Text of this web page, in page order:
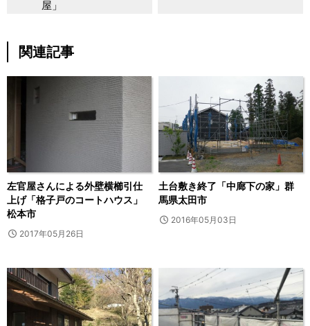
屋」
関連記事
左官屋さんによる外壁横櫛引仕
上げ「格子戸のコートハウス」
松本市
2017年05月26日
土台敷き終了「中廊下の家」群
馬県太田市
2016年05月03日